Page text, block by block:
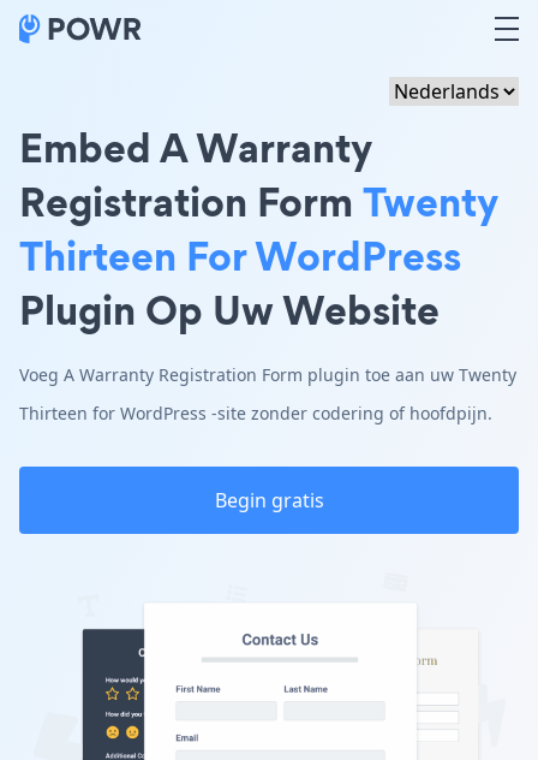
Embed A Warranty
Registration Form Twenty
Thirteen For WordPress
Plugin Op Uw Website
Voeg A Warranty Registration Form plugin toe aan uw Twenty
Thirteen for WordPress -site zonder codering of hoofdpijn.
Begin gratis